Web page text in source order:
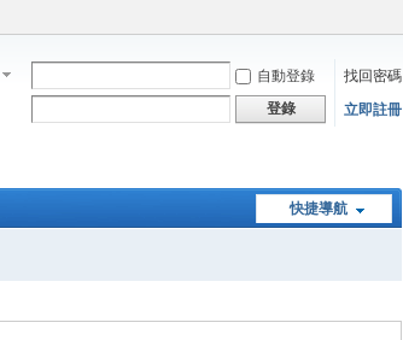
自動登錄
找回密碼
登錄 立即註冊
快捷導航